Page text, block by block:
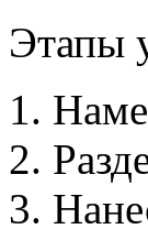
Этапы